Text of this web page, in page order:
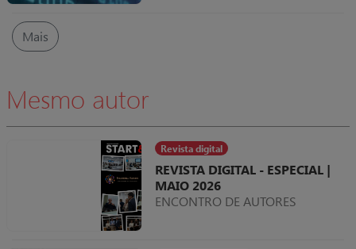
Mais
Mesmo autor
Revista digital
REVISTA DIGITAL - ESPECIAL |
MAIO 2026
ENCONTRO DE AUTORES